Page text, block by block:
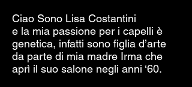
Ciao Sono Lisa Costantini
e la mia passione per i capelli è
genetica, infatti sono figlia d’arte
da parte di mia madre Irma che
aprì il suo salone negli anni ‘60.